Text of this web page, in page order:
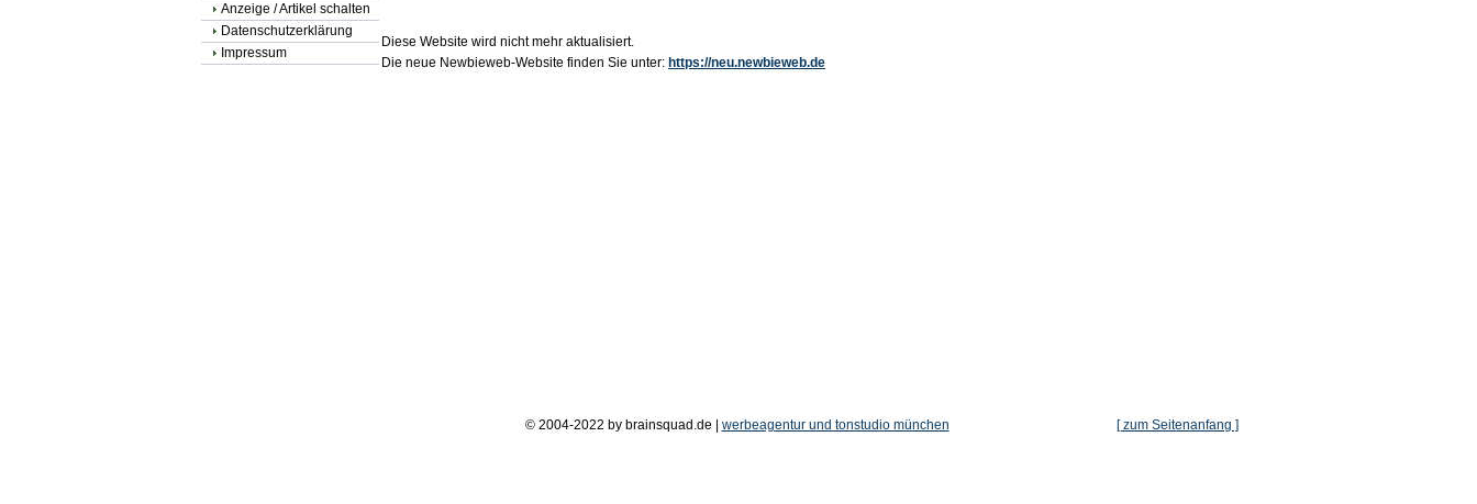
Anzeige / Artikel schalten
Datenschutzerklärung
Impressum
Diese Website wird nicht mehr aktualisiert.
Die neue Newbieweb-Website finden Sie unter: https://neu.newbieweb.de
© 2004-2022 by brainsquad.de | werbeagentur und tonstudio münchen [ zum Seitenanfang ]